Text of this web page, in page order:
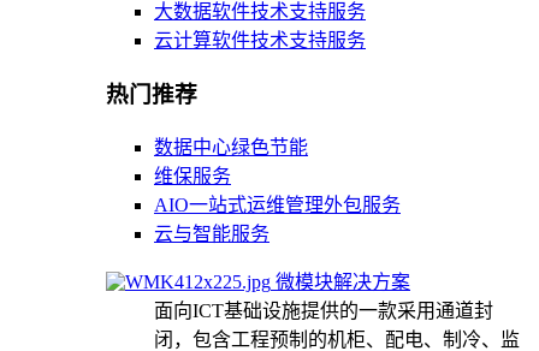
大数据软件技术支持服务
云计算软件技术支持服务
热门推荐
数据中心绿色节能
维保服务
AIO一站式运维管理外包服务
云与智能服务
微模块解决方案
面向ICT基础设施提供的一款采用通道封
闭，包含工程预制的机柜、配电、制冷、监